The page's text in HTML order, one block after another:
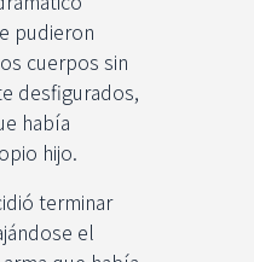
pudieron
cuerpos sin
desfigurados,
había
hijo.
terminar
el